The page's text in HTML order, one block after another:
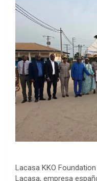
Lacasa KKO
Lacasa, empresa